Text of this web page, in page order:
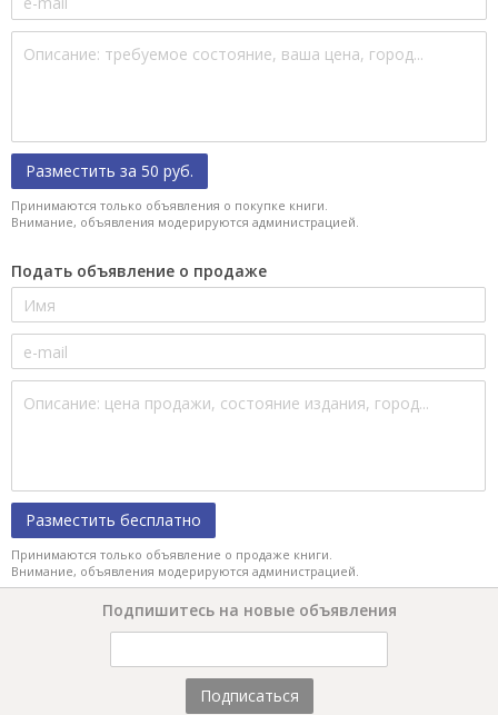
Разместить за 50 руб.
Принимаются только объявления о покупке книги.
Внимание, объявления модерируются администрацией.
Подать объявление о продаже
Разместить бесплатно
Принимаются только объявление о продаже книги.
Внимание, объявления модерируются администрацией.
Подпишитесь на новые объявления
Подписаться